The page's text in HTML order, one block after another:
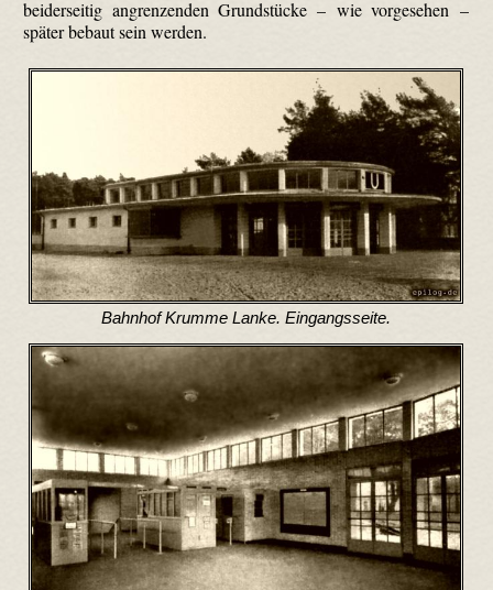
beiderseitig angrenzenden Grundstücke – wie vorgesehen –
später bebaut sein werden.
Bahnhof Krumme Lanke. Eingangsseite.